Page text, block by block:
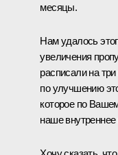
месяцы.
Нам удалось
увеличения
расписали на
по улучшению
которое по
наше внутреннее